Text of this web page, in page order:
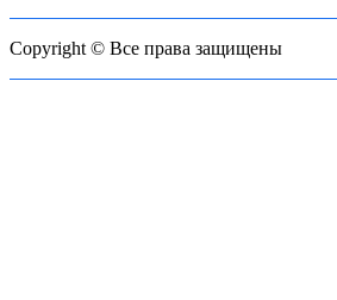
Copyright © Все права защищены